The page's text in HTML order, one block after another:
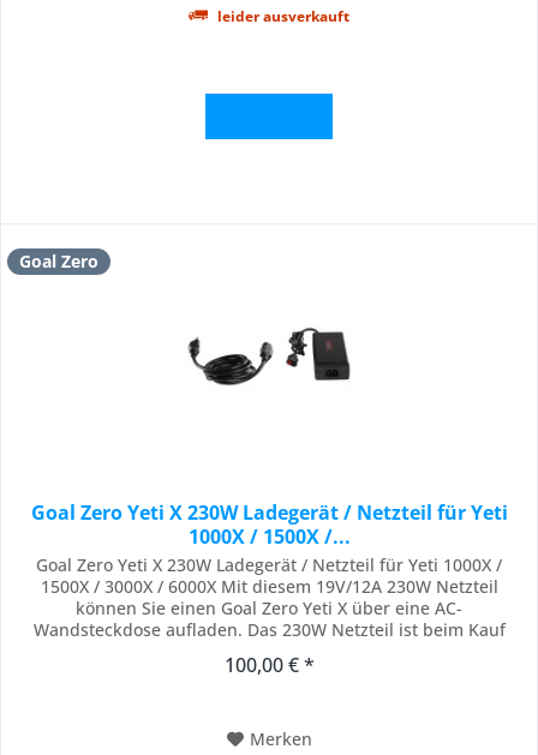
leider ausverkauft
Goal Zero
Goal Zero Yeti X 230W Ladegerät / Netzteil für Yeti
1000X / 1500X /...
Goal Zero Yeti X 230W Ladegerät / Netzteil für Yeti 1000X /
1500X / 3000X / 6000X Mit diesem 19V/12A 230W Netzteil
können Sie einen Goal Zero Yeti X über eine AC-
Wandsteckdose aufladen. Das 230W Netzteil ist beim Kauf
die X-Serie oder als Schnellladegerät für den 1000X und 1500X
100,00 € *
Merken